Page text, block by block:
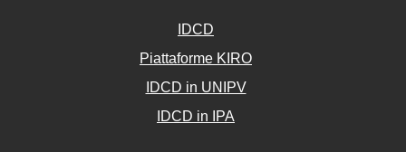
IDCD
Piattaforme KIRO
IDCD in UNIPV
IDCD in IPA